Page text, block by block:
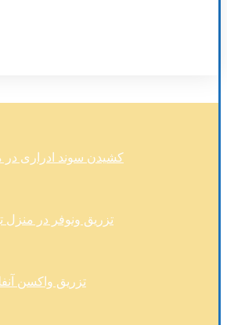
کشیدن سوند ادراری در
تزریق ونوفر در منزل
تزریق واکسن